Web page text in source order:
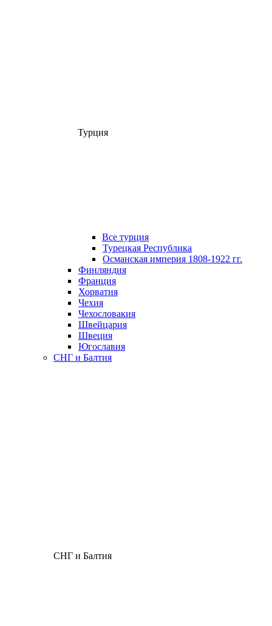
Турция
Все турция
Турецкая Республика
Османская империя 1808-1922 гг.
Финляндия
Франция
Хорватия
Чехия
Чехословакия
Швейцария
Швеция
Югославия
СНГ и Балтия
СНГ и Балтия